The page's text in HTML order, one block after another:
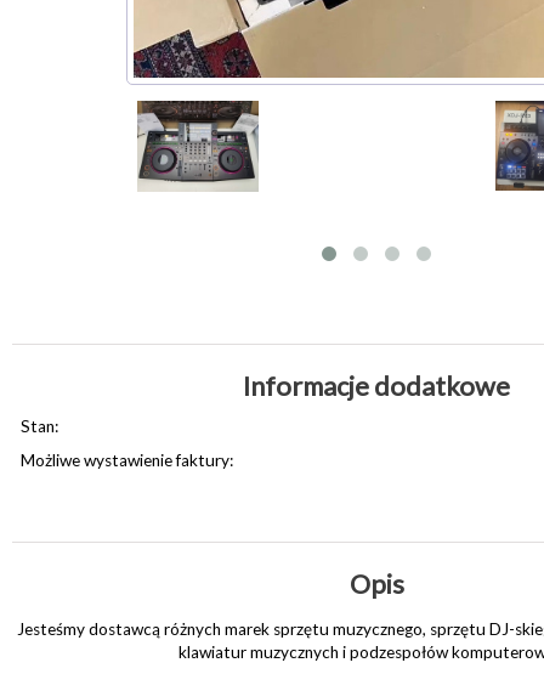
Informacje dodatkowe
Stan:
Możliwe wystawienie faktury:
Opis
Jesteśmy dostawcą różnych marek sprzętu muzycznego, sprzętu DJ-
klawiatur muzycznych i podzespołów